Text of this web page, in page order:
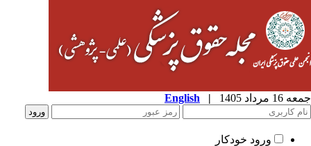
مرداد 1405 |
English
ورود خودکار